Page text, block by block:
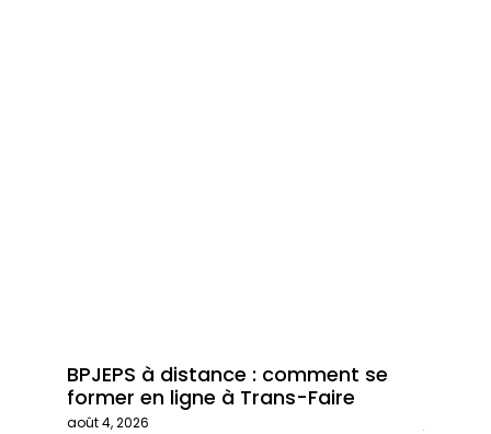
BPJEPS à distance : comment se
former en ligne à Trans-Faire
août 4, 2026